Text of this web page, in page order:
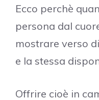
Ecco perchè
persona dal
mostrare verso
e la stessa
Offrire cioè in